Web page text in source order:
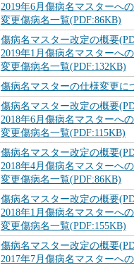
2019年6月傷病名マスターへ
変更傷病名一覧(PDF:86KB)
傷病名マスター改定の概要
2019年1月傷病名マスターへ
変更傷病名一覧(PDF:132KB)
傷病名マスターの仕様変更に
傷病名マスター改定の概要
2018年6月傷病名マスターへ
変更傷病名一覧(PDF:115KB)
傷病名マスター改定の概要
2018年4月傷病名マスターへ
変更傷病名一覧(PDF:86KB)
傷病名マスター改定の概要
2018年1月傷病名マスターへ
変更傷病名一覧(PDF:155KB)
傷病名マスター改定の概要
2017年7月傷病名マスターへ